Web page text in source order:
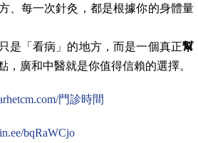
、每一次針灸，都是根據你的身體量
是「看病」的地方，而是一個真正幫
，廣和中醫就是你值得信賴的選擇。
門診時間
bqRaWCjo